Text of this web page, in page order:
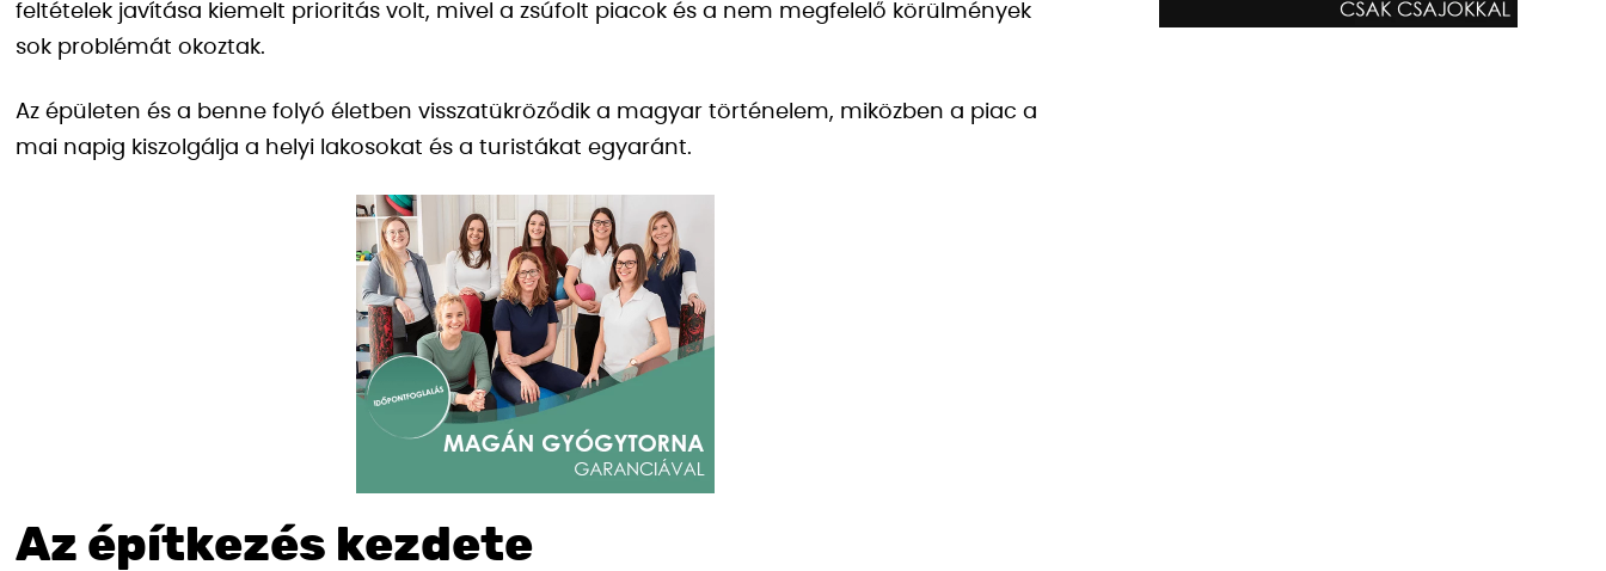
feltételek javítása kiemelt prioritás volt, mivel a zsúfolt piacok és a nem megfelelő körülmények
sok problémát okoztak.
Az épületen és a benne folyó életben visszatükröződik a magyar történelem, miközben a piac a
mai napig kiszolgálja a helyi lakosokat és a turistákat egyaránt.
Az építkezés kezdete